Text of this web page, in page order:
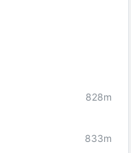
828m
833m